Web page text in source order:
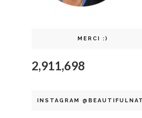
MERCI :)
2,911,698
INSTAGRAM